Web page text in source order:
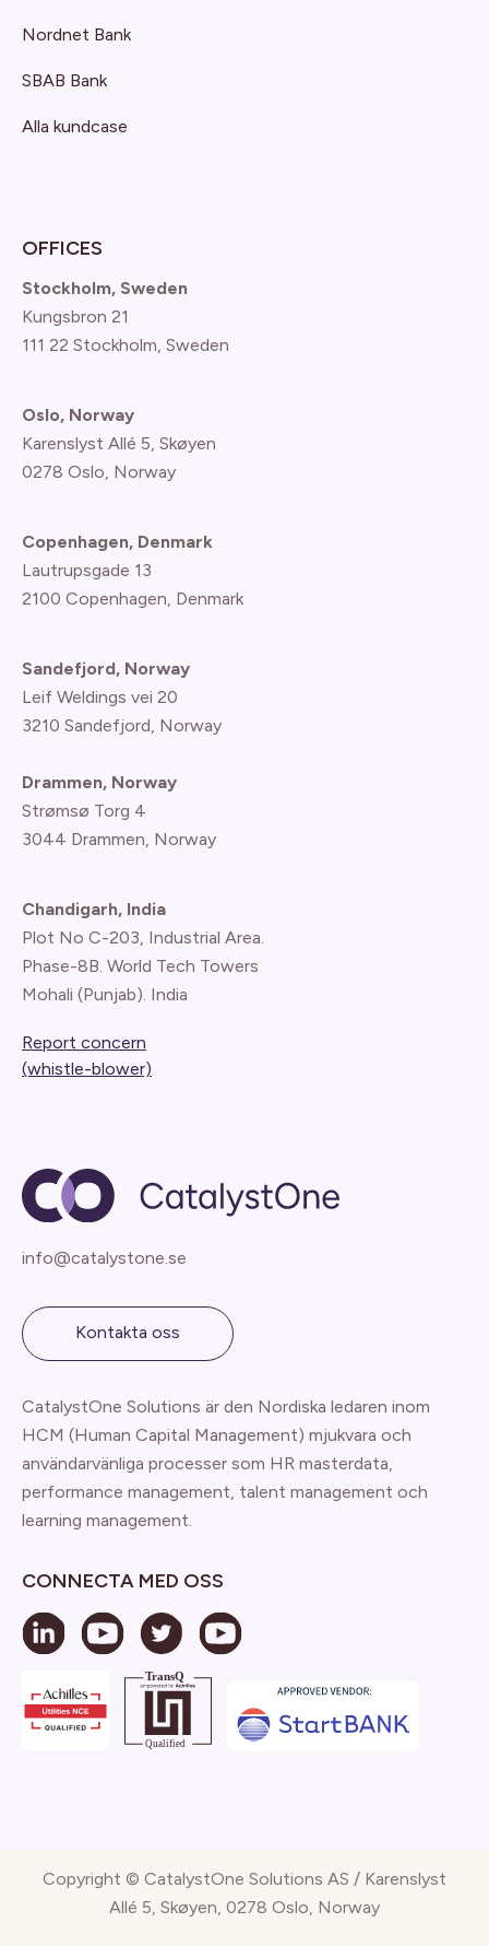
Nordnet Bank
SBAB Bank
Alla kundcase
OFFICES
Stockholm, Sweden
Kungsbron 21
111 22 Stockholm, Sweden
Oslo, Norway
Karenslyst Allé 5, Skøyen
0278 Oslo, Norway
Copenhagen, Denmark
Lautrupsgade 13
2100 Copenhagen, Denmark
Sandefjord, Norway
Leif Weldings vei 20
3210 Sandefjord, Norway
Drammen, Norway
Strømsø Torg 4
3044 Drammen, Norway
Chandigarh, India
Plot No C-203, Industrial Area.
Phase-8B. World Tech Towers
Mohali (Punjab). India
Report concern
(whistle-blower)
info@catalystone.se
Kontakta oss
CatalystOne Solutions är den Nordiska ledaren inom
HCM (Human Capital Management) mjukvara och
användarvänliga processer som HR masterdata,
performance management, talent management och
learning management.
CONNECTA MED OSS
Copyright © CatalystOne Solutions AS / Karenslyst
Allé 5, Skøyen, 0278 Oslo, Norway